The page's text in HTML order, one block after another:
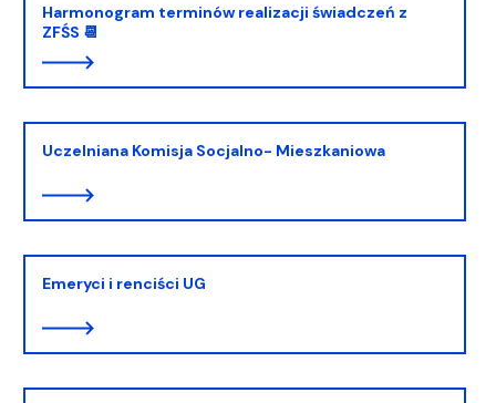
Harmonogram terminów realizacji świadczeń z
ZFŚS 📆
Uczelniana Komisja Socjalno- Mieszkaniowa
Emeryci i renciści UG